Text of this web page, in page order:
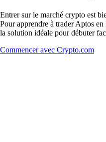
Entrer sur le marché crypto est
Pour apprendre à trader Aptos
la solution idéale pour débuter
Commencer avec Crypto.com